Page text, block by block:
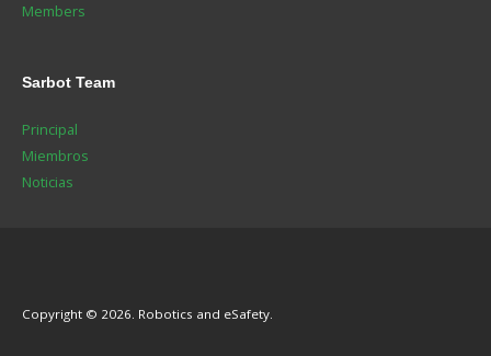
Members
Sarbot Team
Principal
Miembros
Noticias
Copyright © 2026. Robotics and eSafety.